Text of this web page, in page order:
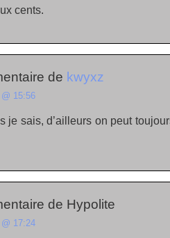
cents.
de kwyxz
15:56
je sais, d’ailleurs on peut
de Hypolite
17:24